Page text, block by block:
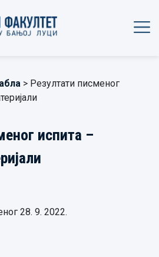
> Резултати писменог
испита –
28. 9. 2022.